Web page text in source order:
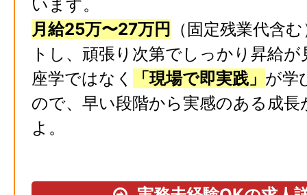
います。
月給25万〜27万円
（固定残業代含
トし、頑張り次第でしっかり昇給
座学ではなく
「現場で即実践」 が学
ので、早い段階から実感のある成
よ。